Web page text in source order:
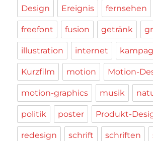
Design Ereignis fernsehen
freefont fusion getränk
illustration internet
Kurzfilm motion Motion-
motion-graphics musik
politik poster Produkt-
redesign schrift schriften